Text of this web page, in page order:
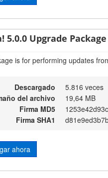
5.0.0 Upgrade
is for performing updates
Descargado
5.816 veces
del archivo
19,64 MB
Firma MD5
Firma SHA1
ahora